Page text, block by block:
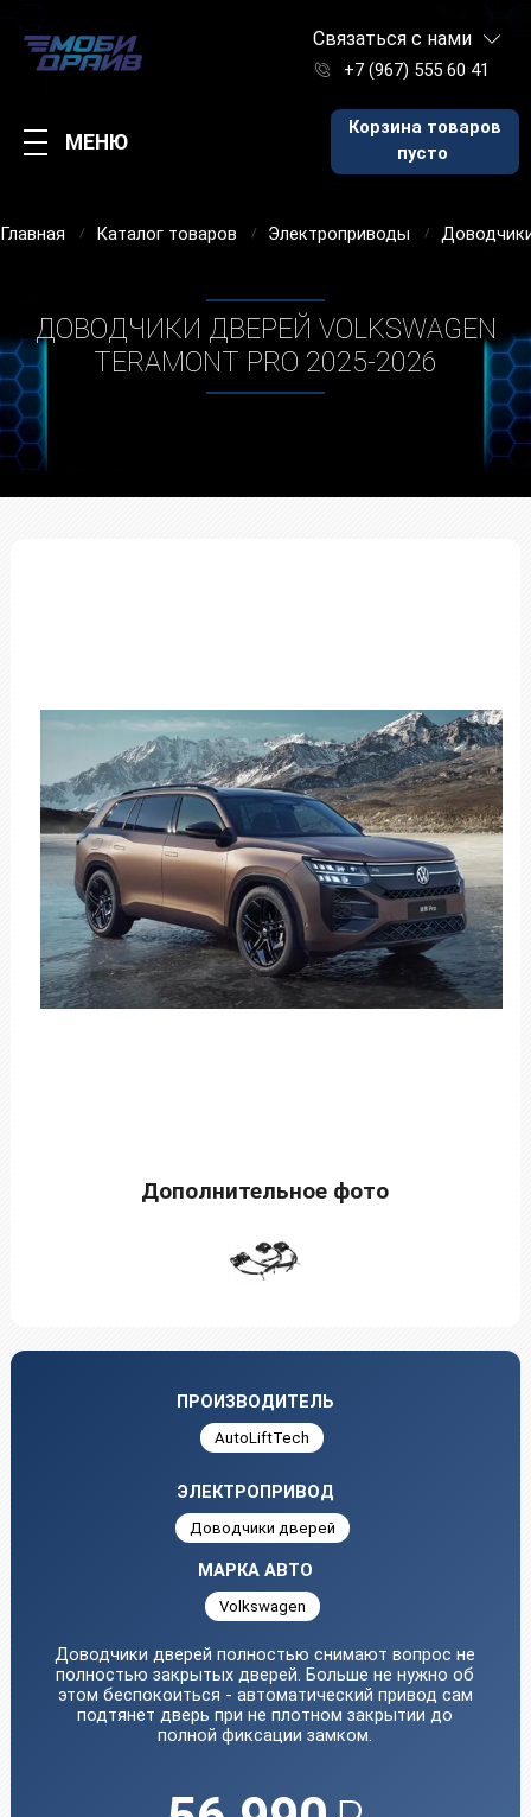
Связаться с нами
+7 (967) 555 60 41
Корзина товаров
пусто
МЕНЮ
Главная Каталог товаров Электроприводы
ДОВОДЧИКИ ДВЕРЕЙ VOLKSWAGEN
TERAMONT PRO 2025-2026
Дополнительное фото
ПРОИЗВОДИТЕЛЬ
AutoLiftTech
ЭЛЕКТРОПРИВОД
Доводчики дверей
МАРКА АВТО
Volkswagen
Доводчики дверей полностью снимают вопрос не
полностью закрытых дверей. Больше не нужно об
этом беспокоиться - автоматический привод сам
подтянет дверь при не плотном закрытии до
полной фиксации замком.